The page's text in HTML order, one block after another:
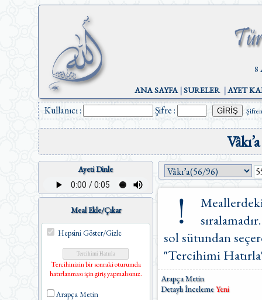
8
ANA SAYFA|SURELER|AYET
Kullanıcı : Şifre :
Ayeti Dinle
Meal Ekle/Çıkar
Hepsini Göster/Gizle
Tercihinizin bir sonraki oturumda
hatırlanması için giriş yapmalısınız.
Arapça Metin
sol sütundan
"Tercihimi
Arapça Metin
Detaylı İncelemeYeni